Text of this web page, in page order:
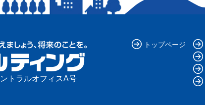
トップページ
トラルオフィスA号